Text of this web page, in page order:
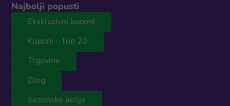
Najbolji popusti
Ekskluzivni kuponi
Kuponi - Top 20
Trgovine
Blog
Sezonske akcije